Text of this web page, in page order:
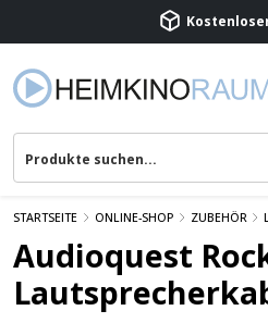
Beratung
STARTSEITE ONLINE-SHOP ZUBEHÖR
Audioquest